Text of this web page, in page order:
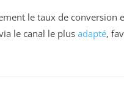
le taux de conversion
le canal le plus adapté,